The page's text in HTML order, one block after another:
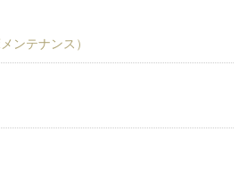
ンテナンス）